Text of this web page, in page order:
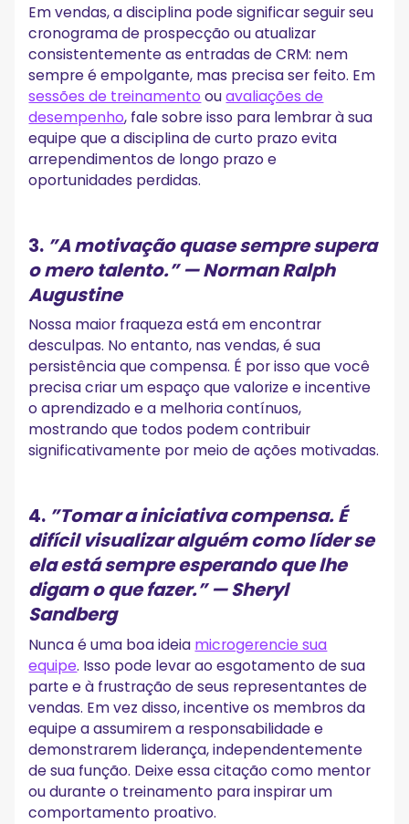
Em vendas, a disciplina pode significar seguir seu
cronograma de prospecção ou atualizar
consistentemente as entradas de CRM: nem
sempre é empolgante, mas precisa ser feito. Em
sessões de treinamento ouavaliações de
desempenho, fale sobre isso para lembrar à sua
equipe que a disciplina de curto prazo evita
arrependimentos de longo prazo e
oportunidades perdidas.
3. ”A motivação quase sempre supera
o mero talento.”— Norman Ralph
Augustine
Nossa maior fraqueza está em encontrar
desculpas. No entanto, nas vendas, é sua
persistência que compensa. É por isso que você
precisa criar um espaço que valorize e incentive
o aprendizado e a melhoria contínuos,
mostrando que todos podem contribuir
significativamente por meio de ações motivadas.
4. ”Tomar a iniciativa compensa. É
difícil visualizar alguém como líder se
ela está sempre esperando que lhe
digam o que fazer.” — Sheryl
Sandberg
Nunca é uma boa ideia microgerencie sua
equipe. Isso pode levar ao esgotamento de sua
parte e à frustração de seus representantes de
vendas. Em vez disso, incentive os membros da
equipe a assumirem a responsabilidade e
demonstrarem liderança, independentemente
de sua função. Deixe essa citação como mentor
ou durante o treinamento para inspirar um
comportamento proativo.